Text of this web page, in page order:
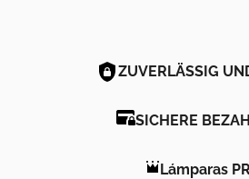
ZUVERLÄSSIG
SICHERE
Lámparas